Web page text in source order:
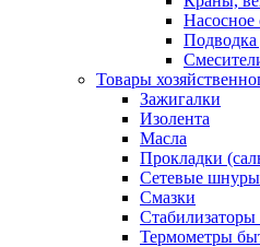
Насосное
Товары
Зажигалки
Изолента
Масла
Прокладки
Сетевые шнуры
Смазки
Термометры